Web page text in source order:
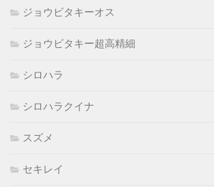
ジョウビタキーオス
ジョウビタキー超高精細
シロハラ
シロハラクイナ
スズメ
セキレイ